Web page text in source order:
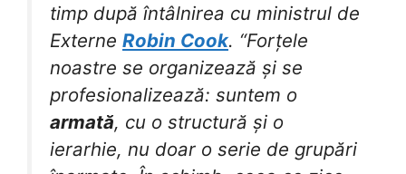
timp după întâlnirea cu ministrul de
Externe Robin Cook. “Forțele
noastre se organizează și se
profesionalizează: suntem o
armată, cu o structură și o
ierarhie, nu doar o serie de grupări